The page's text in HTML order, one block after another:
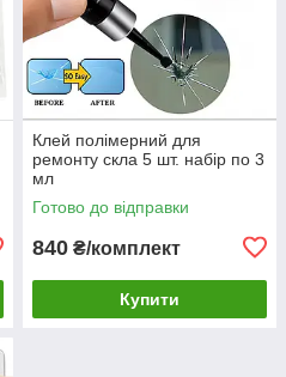
Клей полімерний для
ремонту скла 5 шт. набір по 3
мл
Готово до відправки
840 ₴/комплект
Купити